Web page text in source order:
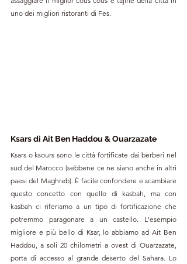
uno dei migliori ristoranti di Fes.
Ksars di Ait Ben Haddou & Ouarzazate
Ksars o ksours sono le città fortificate dai berberi nel
sud del Marocco (sebbene ce ne siano anche in altri
paesi del Maghreb). È facile confondere e scambiare
questo concetto con quello di kasbah, ma con
kasbah ci riferiamo a un tipo di fortificazione che
potremmo paragonare a un castello. L'esempio
migliore e più bello di Ksar, lo abbiamo ad Ait Ben
Haddou, a soli 20 chilometri a ovest di Ouarzazate,